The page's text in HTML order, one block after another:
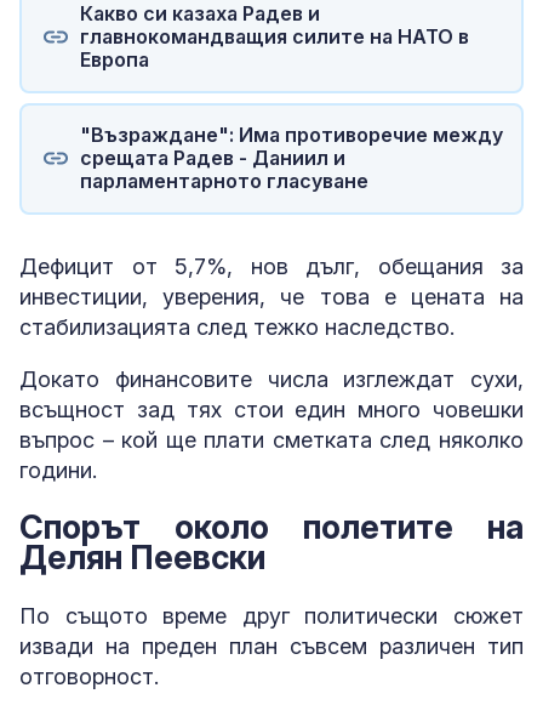
Какво си казаха Радев и
главнокомандващия силите на НАТО в
Европа
"Възраждане": Има противоречие между
срещата Радев - Даниил и
парламентарното гласуване
Дефицит от 5,7%, нов дълг, обещания за
инвестиции, уверения, че това е цената на
стабилизацията след тежко наследство.
Докато финансовите числа изглеждат сухи,
всъщност зад тях стои един много човешки
въпрос – кой ще плати сметката след няколко
години.
Спорът около полетите на
Делян Пеевски
По същото време друг политически сюжет
извади на преден план съвсем различен тип
отговорност.